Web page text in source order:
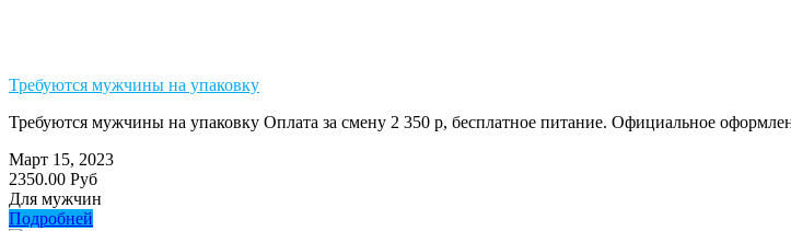
Требуются мужчины на упаковку
Требуются мужчины на упаковку Оплата за смену 2 350 р, бесплатное питание. Официальное
Март 15, 2023
2350.00 Руб
Для мужчин
Подробней